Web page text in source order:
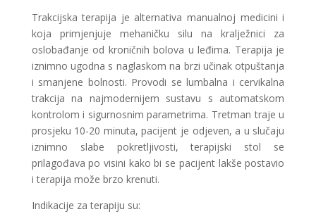
Trakcijska terapija je alternativa manualnoj medicini i
koja primjenjuje mehaničku silu na kralježnici za
oslobađanje od kroničnih bolova u leđima. Terapija je
iznimno ugodna s naglaskom na brzi učinak otpuštanja
i smanjene bolnosti. Provodi se lumbalna i cervikalna
trakcija na najmodernijem sustavu s automatskom
kontrolom i sigurnosnim parametrima. Tretman traje u
prosjeku 10-20 minuta, pacijent je odjeven, a u slučaju
iznimno slabe pokretljivosti, terapijski stol se
prilagođava po visini kako bi se pacijent lakše postavio
i terapija može brzo krenuti.
Indikacije za terapiju su: